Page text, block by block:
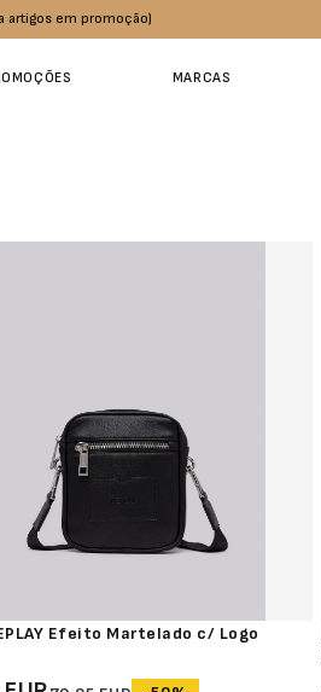
artigos em promoção)
MARCAS
Efeito Martelado c/ Logo